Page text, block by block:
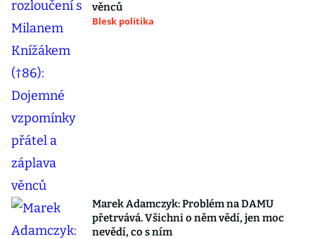
věnců
Blesk politika
Marek Adamczyk: Problém na DAMU
přetrvává. Všichni o něm vědí, jen moc
nevědí, co s ním